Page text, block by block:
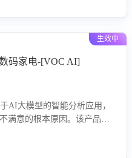
服应对合理性与成效。系统
生效中
码家电-[VOC AI]
AI大模型的智能分析应用，
满意的根本原因。该产品可
提供可落地的改进建议与策